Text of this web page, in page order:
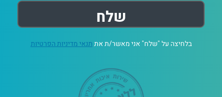
בלחיצה על "שלח" אני מאשר/ת אתתנאי מדיניות הפרטיות